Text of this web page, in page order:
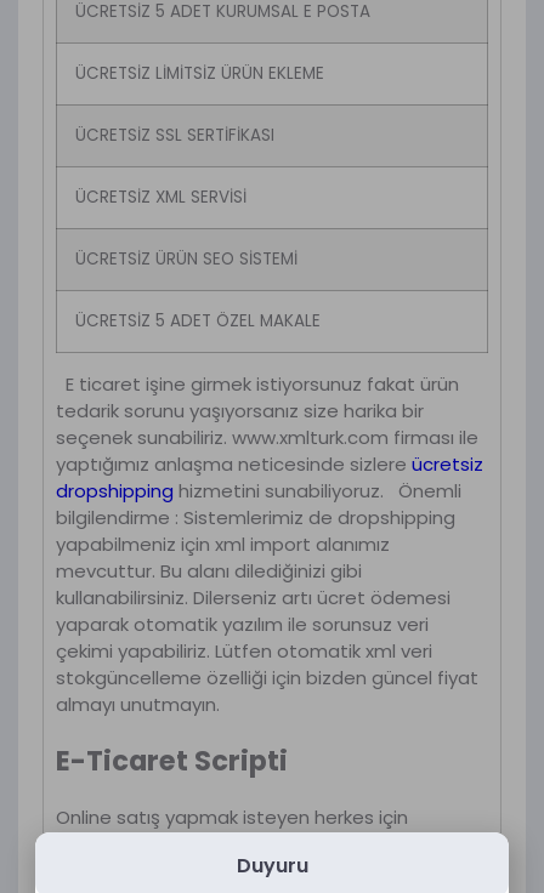
ÜCRETSİZ 5 ADET KURUMSAL E POSTA
ÜCRETSİZ LİMİTSİZ ÜRÜN EKLEME
ÜCRETSİZ SSL SERTİFİKASI
ÜCRETSİZ XML SERVİSİ
ÜCRETSİZ ÜRÜN SEO SİSTEMİ
ÜCRETSİZ 5 ADET ÖZEL MAKALE
E ticaret işine girmek istiyorsunuz fakat ürün
tedarik sorunu yaşıyorsanız size harika bir
seçenek sunabiliriz. www.xmlturk.com firması ile
yaptığımız anlaşma neticesinde sizlere ücretsiz
dropshipping hizmetini sunabiliyoruz. Önemli
bilgilendirme : Sistemlerimiz de dropshipping
yapabilmeniz için xml import alanımız
mevcuttur. Bu alanı dilediğinizi gibi
kullanabilirsiniz. Dilerseniz artı ücret ödemesi
yaparak otomatik yazılım ile sorunsuz veri
çekimi yapabiliriz. Lütfen otomatik xml veri
stokgüncelleme özelliği için bizden güncel fiyat
almayı unutmayın.
E-Ticaret Scripti
Online satış yapmak isteyen herkes için
işinizi büyütün ve rakiplerinizden öne geçin. Bu
Duyuru